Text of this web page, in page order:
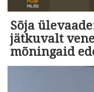
Sõja
jätkuvalt
mõningaid